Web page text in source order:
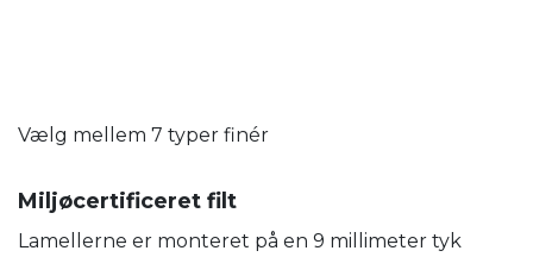
Vælg mellem 7 typer finér
Miljøcertificeret filt
Lamellerne er monteret på en 9 millimeter tyk